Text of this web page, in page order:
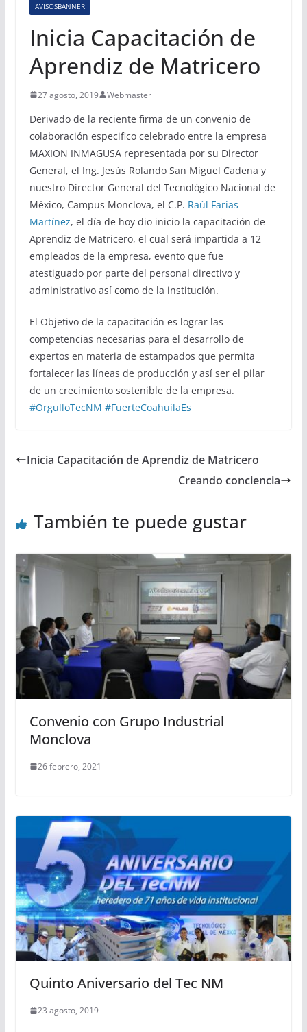
AVISOSBANNER
Inicia Capacitación de
Aprendiz de Matricero
27 agosto, 2019 Webmaster
Derivado de la reciente firma de un convenio de
colaboración especifico celebrado entre la empresa
MAXION INMAGUSA representada por su Director
General, el Ing. Jesús Rolando San Miguel Cadena y
nuestro Director General del Tecnológico Nacional de
México, Campus Monclova, el C.P. Raúl Farías
Martínez, el día de hoy dio inicio la capacitación de
Aprendiz de Matricero, el cual será impartida a 12
empleados de la empresa, evento que fue
atestiguado por parte del personal directivo y
administrativo así como de la institución.
El Objetivo de la capacitación es lograr las
competencias necesarias para el desarrollo de
expertos en materia de estampados que permita
fortalecer las líneas de producción y así ser el pilar
de un crecimiento sostenible de la empresa.
#OrgulloTecNM #FuerteCoahuilaEs
Inicia Capacitación de Aprendiz de Matricero
Creando conciencia
También te puede gustar
Convenio con Grupo Industrial
Monclova
26 febrero, 2021
Quinto Aniversario del Tec NM
23 agosto, 2019